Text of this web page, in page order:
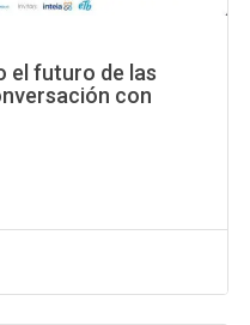
el futuro de las
con